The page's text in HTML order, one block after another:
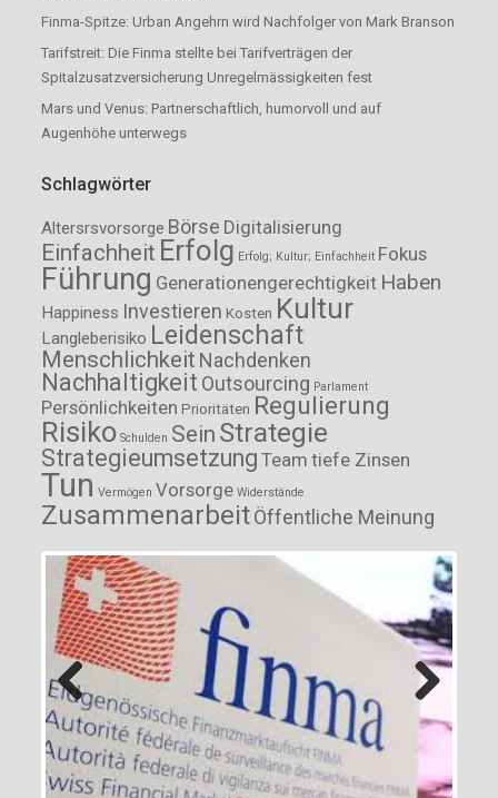
Finma-Spitze: Urban Angehrn wird Nachfolger von Mark Branson
Tarifstreit: Die Finma stellte bei Tarifverträgen der
Spitalzusatzversicherung Unregelmässigkeiten fest
Mars und Venus: Partnerschaftlich, humorvoll und auf
Augenhöhe unterwegs
Schlagwörter
Altersrsvorsorge Börse Digitalisierung
Einfachheit Erfolg Erfolg; Kultur; Einfachheit Fokus
Führung Generationengerechtigkeit Haben
Happiness Investieren Kosten Kultur
Langleberisiko Leidenschaft
Menschlichkeit Nachdenken
Nachhaltigkeit Outsourcing Parlament
Persönlichkeiten Prioritäten Regulierung
Risiko Schulden Sein Strategie
Strategieumsetzung Team tiefe Zinsen
Tun Vermögen Vorsorge Widerstände
ZusammenarbeitÖffentliche Meinung
Previous Next